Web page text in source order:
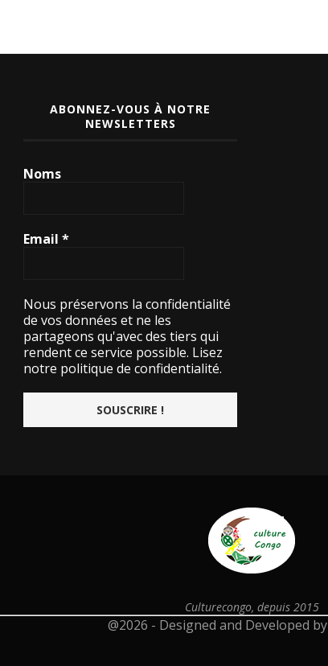
ABONNEZ-VOUS À NOTRE
NEWSLETTERS
Noms
Email*
Nous préservons la confidentialité
de vos données et ne les
partageons qu'avec des tiers qui
rendent ce service possible. Lisez
notre politique de confidentialité.
Culturecongo, depuis 2015
@2026 - Designed and Developed by